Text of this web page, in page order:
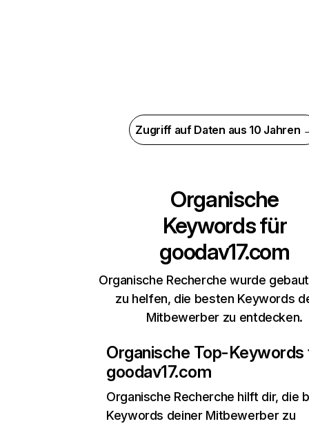
Zugriff auf Daten aus 10 Jahren
Organische
Keywords für
goodav17.com
Organische Recherche wurde
zu helfen, die besten Keywords
Mitbewerber zu entdecken.
Organische Top-Keywords
goodav17.com
Organische Recherche hilft dir, die
Keywords deiner Mitbewerber zu